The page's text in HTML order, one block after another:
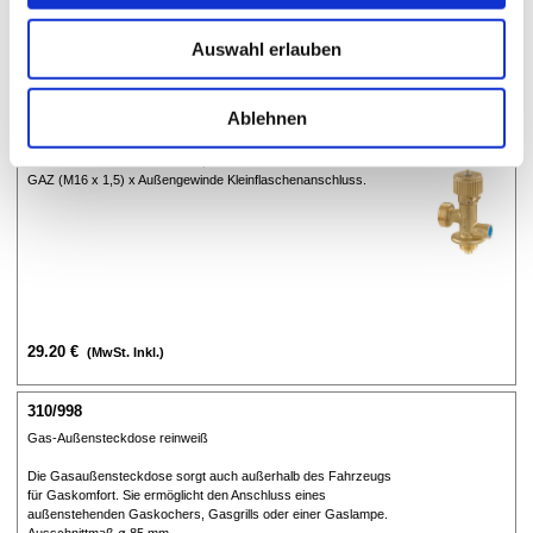
Auswahl erlauben
Ablehnen
Gasflaschenventil GAZ x AG KLF SB-verpackt
Zum Anschluss an Butan- bzw. Propan-Flaschen bis 5 kg
Füllgewicht. Mit Betätigungsventil (auf – zu).
GAZ (M16 x 1,5) x Außengewinde Kleinflaschenanschluss.
29.20 € (MwSt. Inkl.)
310/998
Gas-Außensteckdose reinweiß
Die Gasaußensteckdose sorgt auch außerhalb des Fahrzeugs
für Gaskomfort. Sie ermöglicht den Anschluss eines
außenstehenden Gaskochers, Gasgrills oder einer Gaslampe.